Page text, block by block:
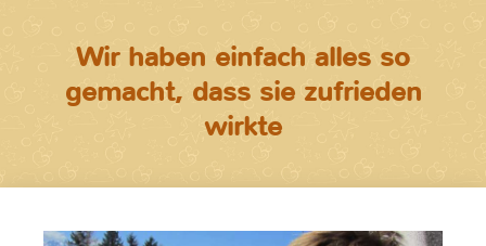
Wir haben einfach alles so
gemacht, dass sie zufrieden
wirkte